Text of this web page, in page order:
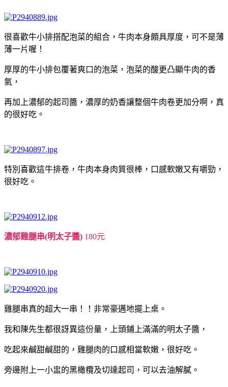
很喜歡牛小排搭配泡菜的組合，牛肉本身頗具厚度，可不是薄
薄一片喔！
厚厚的牛小排包覆著爽口的泡菜，泡菜的酸更凸顯牛肉的香
氣，
再加上濃郁的起司醬，濃厚的奶香讓整個牛肉卷更加分啊，真
的很好吃。
特別喜歡這牛排卷，牛肉本身肉質很棒，口感軟嫩又有嚼勁，
很好吃。
濃郁雞腿串(明太子醬) 180元
雞腿串真的超大一串！！非常豪邁地擺上桌。
我和陳先生都很訝異這份量，上頭鋪上滿滿的明太子醬，
吃起來鹹甜鹹甜的，雞腿肉的口感相當軟嫩，很好吃。
旁邊附上一小盅的黑橄欖及切達起司，可以去油解膩。